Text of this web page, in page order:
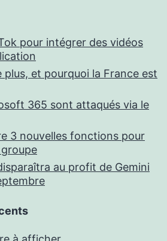
pour intégrer des vidéos
plus, et pourquoi la France est
365 sont attaqués via le
3 nouvelles fonctions pour
au profit de Gemini